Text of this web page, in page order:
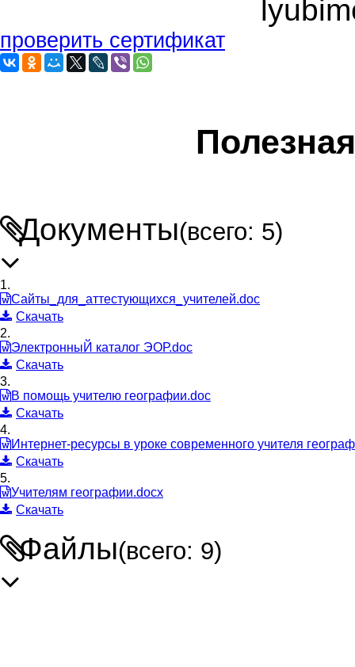
проверить сертификат
Документы(всего: 5)
1.
Сайты_для_аттестующихся_учителей.doc
Скачать
2.
ЭлектронныЙ каталог ЭОР.doc
Скачать
3.
В помощь учителю географии.doc
Скачать
4.
Интернет-ресурсы в уроке современного учителя
Скачать
5.
Учителям географии.docx
Скачать
Файлы(всего: 9)